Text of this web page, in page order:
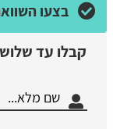
בצעו
קבלו עד